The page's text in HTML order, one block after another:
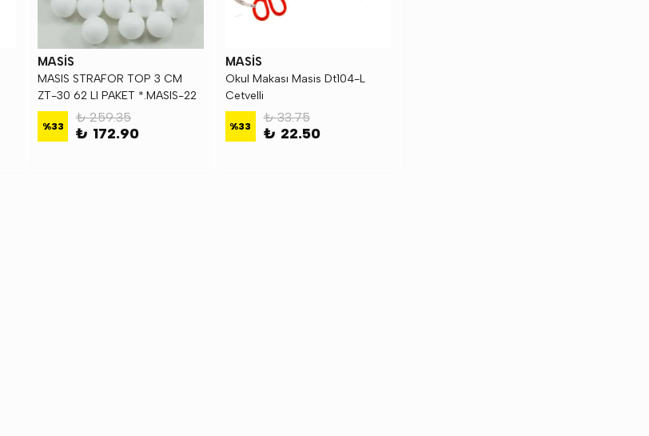
MASİS
MASIS STRAFOR TOP 3 CM
ZT-30 62 LI PAKET *.MASIS-22
%33
₺ 259.35
₺ 172.90
MASİS
Okul Makası Masis Dt104-L
Cetvelli
%33
₺ 33.75
₺ 22.50